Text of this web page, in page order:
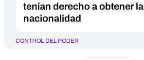
tenían derecho a obtener la
nacionalidad
CONTROL DEL PODER